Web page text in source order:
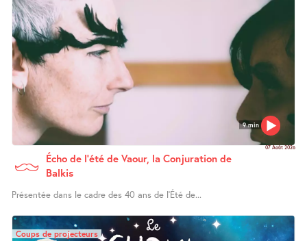
9 min
07 Août 2026
Écho de l’été de Vaour, la Conjuration de
Balkis
Présentée dans le cadre des 40 ans de l’Été de...
Coups de projecteurs